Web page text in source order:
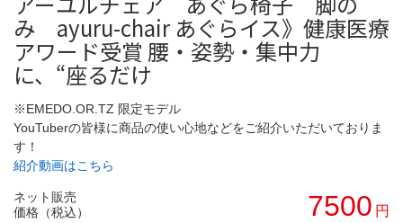
み ayuru-chair あぐらイス》健康医療
アワード受賞 腰・姿勢・集中力
に、“座るだけ
※EMEDO.OR.TZ 限定モデル
YouTuberの皆様に商品の使い心地などをご紹介いただいておりま
す！
紹介動画はこちら
ネット販売
価格（税込）
7500 円